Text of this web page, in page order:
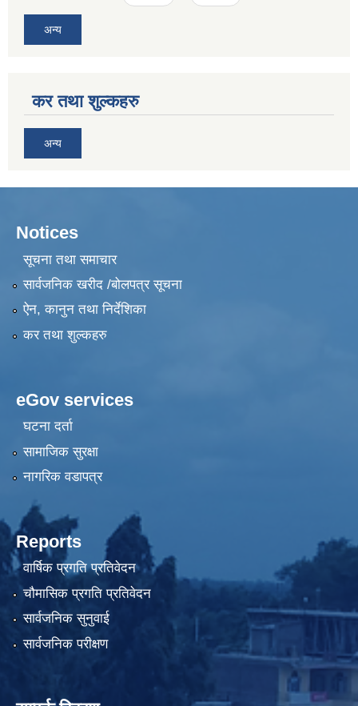
अन्य
कर तथा शुल्कहरु
अन्य
Notices
सूचना तथा समाचार
सार्वजनिक खरीद /बोलपत्र सूचना
ऐन, कानुन तथा निर्देशिका
कर तथा शुल्कहरु
eGov services
घटना दर्ता
सामाजिक सुरक्षा
नागरिक वडापत्र
Reports
वार्षिक प्रगति प्रतिवेदन
चौमासिक प्रगति प्रतिवेदन
सार्वजनिक सुनुवाई
सार्वजनिक परीक्षण